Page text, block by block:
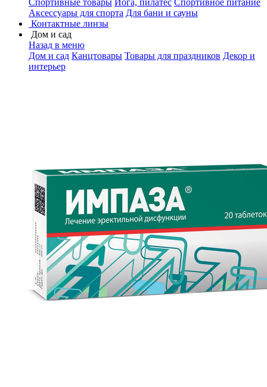
Спортивные товары Йога, пилатес Спортивное питание
Аксессуары для спорта Для бани и сауны
Контактные линзы
Дом и сад
Назад в меню
Дом и сад Канцтовары Товары для праздников Декор и
интерьер